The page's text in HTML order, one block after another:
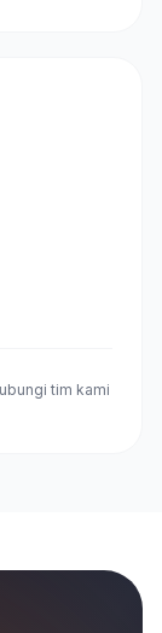
tim kami